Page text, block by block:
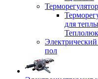
для
пол